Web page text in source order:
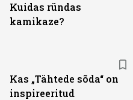
Kuidas ründas
kamikaze?
Kas „Tähtede sõda“ on
inspireeritud